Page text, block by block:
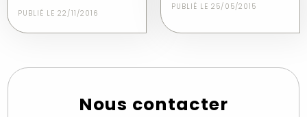
PUBLIÉ LE 22/11/2016
PUBLIÉ LE 25/05/2015
Nous contacter